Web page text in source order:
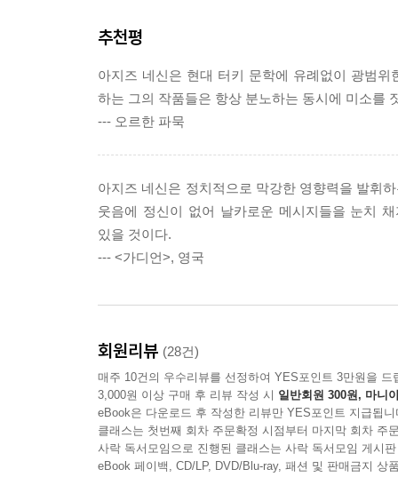
‘얘깃감’이 부족한 국내문학과 가볍고 발랄한
그럴듯한 거짓말과 탄탄한 문장으로 길어 올린다.
동시에 포복절도할 웃음 뒤에 숨겨진 ‘풍자’는 현
특히나 정치적인 상황이나 사회 시스템이 우리나
글로 정의하고 있다.
여기서 우리는 풍자를 통해 세상의 불의와 권위
더 이상 웃음거리로 만들려 하지 않은 순수한 꿈을
아지즈 네신은 작품 속에서 광범위한 사회 계층
무기력하고 위선적인 삶까지 전방위적으로 문제
미래를 위해 어린이에게 희망을 심어준 실천적 지
하지만 아지즈 네신이 국민작가로 추앙받는 또 다
터키의 폭력적인 정권, 특히 언론인들에 대한 정
재판을 받았으며 유배와 수감생활을 반복하였다.
추천평
아지즈 네신은 현대 터키 문학에 유례없이 광범
하는 그의 작품들은 항상 분노하는 동시에 미소를
--- 오르한 파묵
아지즈 네신은 정치적으로 막강한 영향력을 발휘
웃음에 정신이 없어 날카로운 메시지들을 눈치
있을 것이다.
--- <가디언>, 영국
회원리뷰 (28건)
매주 10건의 우수리뷰를 선정하여 YES포인트 3만원을 드
3,000원 이상 구매 후 리뷰 작성 시 일반회원 300원, 마니
eBook은 다운로드 후 작성한 리뷰만 YES포인트 지급됩니
클래스는 첫번째 회차 주문확정 시점부터 마지막 회차 주
사락 독서모임으로 진행된 클래스는 사락 독서모임 게시
eBook 페이백, CD/LP, DVD/Blu-ray, 패션 및 판매금지 상